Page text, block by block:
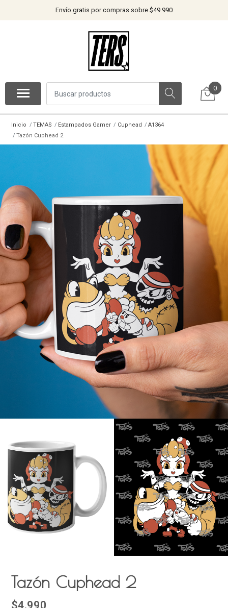
Envío gratis por compras sobre $49.990
0
Inicio TEMAS Estampados Gamer Cuphead
A1364
Tazón Cuphead 2
Tazón Cuphead 2
$4.990